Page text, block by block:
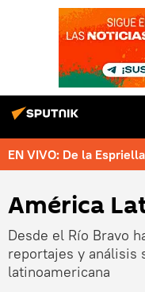
EN VIVO: De la
América
Desde el Río Bravo
reportajes y análisis
latinoamericana